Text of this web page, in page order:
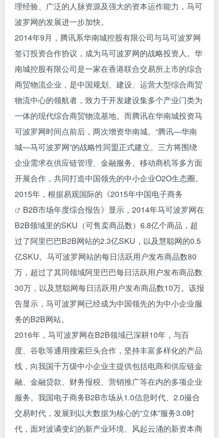
理经验、广泛的人脉资源及强大的资本运作能力，马可
波罗网的发展进一步加快。
2014年9月，腾讯系华南城控股有限公司与马可波罗网
签订投资合作协议，成为马可波罗网的战略投资人。华
南城控股有限公司是一家在香港联合交易所上市的综合
商贸物流企业，是中国规划、建设、运营大型综合商贸
物流中心的领航者，致力于开发建设集多个产业门类为
一体的现代综合商贸物流基地。而腾讯在华南城投资马
可波罗网时间点前后，两次增资华南城。“腾讯—华南
城—马可波罗网”的战略性同盟正式建立。三方将围绕
企业需求在供应链管理、金融服务、移动商机等多方面
开展合作，共同打造中国领先的中小企业O2O生态圈。
2015年，根据易观国际的《2015年中国电子商务
B2B市场年度综合报告》显示，2014年马可波罗网在
B2B领域里的SKU（可售卖商品数）6.8亿个商品，超
过了阿里巴巴B2B网站的2.3亿SKU，以及慧聪网的0.5
亿SKU。马可波罗网站的每日活跃用户发布商品数80
万，超过了其同领域阿里巴巴每日活跃用户发布商品数
30万，以及慧聪网每日活跃用户发布商品数10万。该报
告显示，马可波罗网已经成为中国领先的为中小企业服
务的B2B网站。
2016年，马可波罗网在B2B领域已深耕10年，与百
度、谷歌等通用搜索巨头合作，坚持丰富多样化的产品
线，向我国千万级中小企业主提供包括电商和供应链金
融、金融贷款、财务报税、营销推广等在内的多项企业
服务。我国电子商务B2B市场从1.0信息时代、2.0撮合
交易时代，发展到以大数据为核心的“立体”服务3.0时
代，面对波谲变幻的新产业环境、风起云涌的新资本商